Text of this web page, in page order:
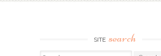
SITE search